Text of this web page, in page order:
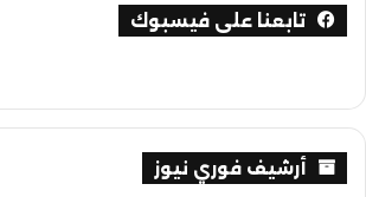
تابعنا على فيسبوك
أرشيف فوري نيوز